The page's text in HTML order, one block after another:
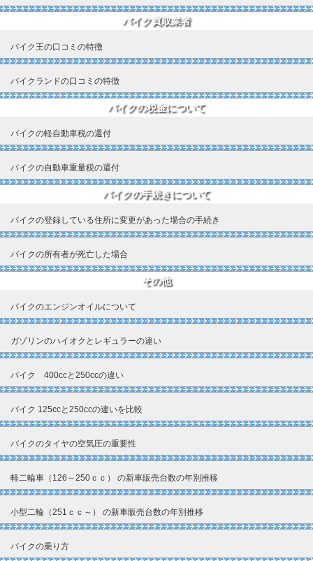
バイク買取業者
バイク王の口コミの特徴
バイクランドの口コミの特徴
バイクの税金について
バイクの軽自動車税の還付
バイクの自動車重量税の還付
バイクの手続きについて
バイクの登録している住所に変更があった場合の手続き
バイクの所有者が死亡した場合
その他
バイクのエンジンオイルについて
ガゾリンのハイオクとレギュラーの違い
バイク 400ccと250ccの違い
バイク 125ccと250ccの違いを比較
バイクのタイヤの空気圧の重要性
軽二輪車（126～250ｃｃ） の新車販売台数の年別推移
小型二輪（251ｃｃ～） の新車販売台数の年別推移
バイクの乗り方